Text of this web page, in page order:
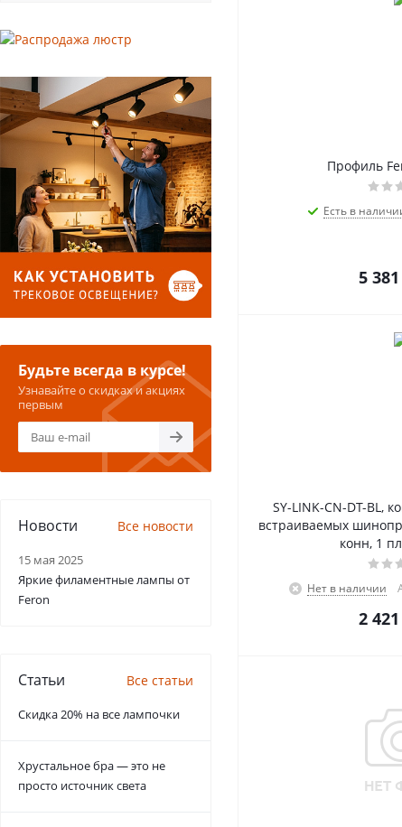
Профиль
Есть в
5 381
SY-LINK-CN-DT-BL,
встраиваемых
конн, 1
Нет в наличии
2 421
Будьте всегда в курсе!
Узнавайте о скидках и акциях
первым
Новости Все новости
15 мая 2025
Яркие филаментные лампы от
Feron
Статьи Все статьи
Скидка 20% на все лампочки
Хрустальное бра — это не
просто источник света